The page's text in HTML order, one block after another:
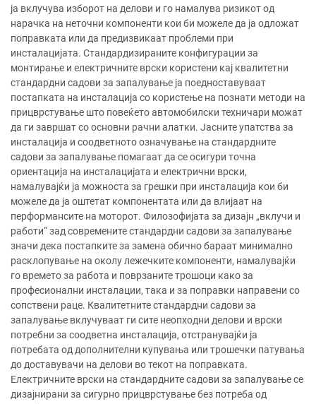
ја вклучува изборот на делови и го намалува ризикот од
нарачка на неточни компоненти кои би можеле да ја одложат
поправката или да предизвикаат проблеми при
инсталацијата. Стандардизираните конфигурации за
монтирање и електричните врски користени кај квалитетни
стандардни садови за запалување ја поедноставуваат
постапката на инсталација со користење на познати методи на
прицврстување што повеќето автомобилски техничари можат
да ги завршат со основни рачни алатки. Јасните упатства за
инсталација и соодветното означување на стандардните
садови за запалување помагаат да се осигури точна
ориентација на инсталацијата и електрични врски,
намалувајќи ја можноста за грешки при инсталација кои би
можеле да ја оштетат компонентата или да влијаат на
перформансите на моторот. Филозофијата за дизајн „вклучи и
работи“ зад современите стандардни садови за запалување
значи дека постапките за замена обично бараат минимално
расклопување на околу лежечките компоненти, намалувајќи
го времето за работа и поврзаните трошоци како за
професионални инсталации, така и за поправки направени со
сопствени раце. Квалитетните стандардни садови за
запалување вклучуваат ги сите неопходни делови и врски
потребни за соодветна инсталација, отстранувајќи ја
потребата од дополнителни купувања или трошечки патувања
до доставувачи на делови во текот на поправката.
Електричните врски на стандардните садови за запалување се
дизајнирани за сигурно прицврстување без потреба од